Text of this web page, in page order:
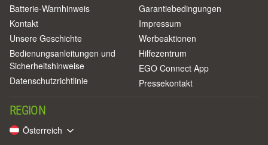
Batterie-Warnhinweis
Kontakt
Unsere Geschichte
Bedienungsanleitungen und
Sicherheitshinweise
Datenschutzrichtlinie
Garantiebedingungen
Impressum
Werbeaktionen
Hilfezentrum
EGO Connect App
Pressekontakt
REGION
Österreich